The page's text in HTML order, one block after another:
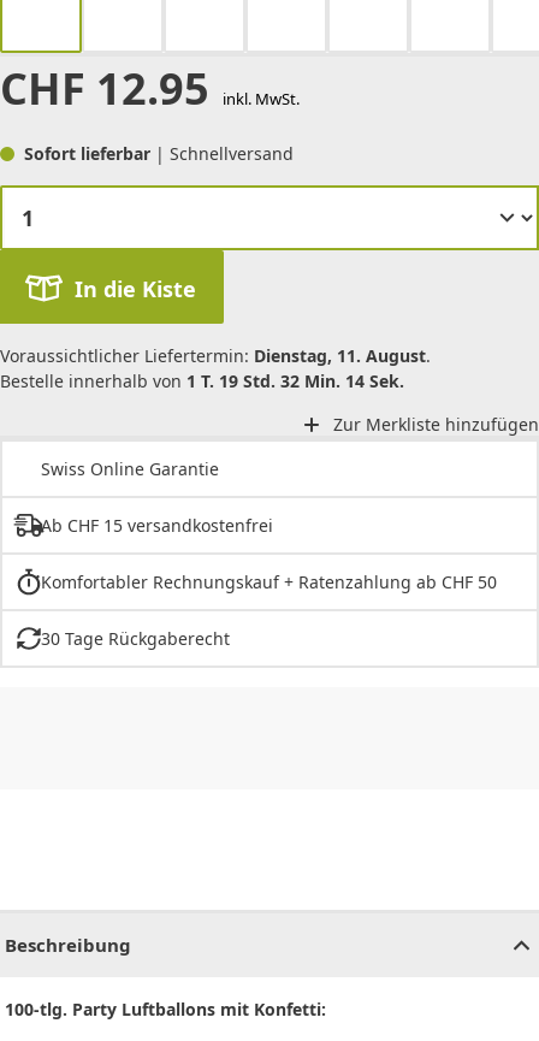
CHF 12.95 inkl. MwSt.
Sofort lieferbar | Schnellversand
In die Kiste
Voraussichtlicher Liefertermin: Dienstag, 11. August.
Bestelle innerhalb von 1 T. 19 Std. 32 Min. 14 Sek.
Zur Merkliste hinzufügen
Swiss Online Garantie
Ab CHF 15 versandkostenfrei
Komfortabler Rechnungskauf + Ratenzahlung ab CHF 50
30 Tage Rückgaberecht
Beschreibung
100-tlg. Party Luftballons mit Konfetti: